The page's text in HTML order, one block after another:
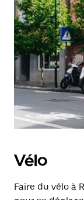
Vélo
Faire du vélo à